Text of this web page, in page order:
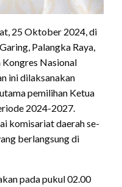
25 Oktober 2024, di
Palangka Raya,
Nasional
ini dilaksanakan
pemilihan Ketua
2024-2027.
komisariat daerah se-
berlangsung di
pada pukul 02.00